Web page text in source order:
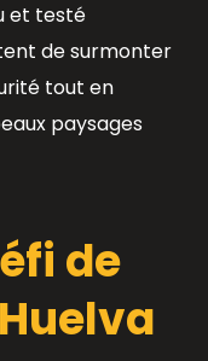
et testé
de surmonter
tout en
paysages
de